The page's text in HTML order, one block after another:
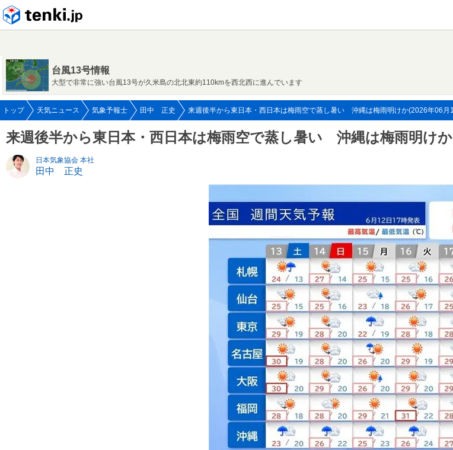
台風13号情報
大型で非常に強い台風13号が久米島の北北東約110kmを西北西に進んでいます
トップ 天気ニュース 気象予報士 田中 正史 来週後半から東日本・西日本は梅雨空で蒸し暑い 沖縄は梅雨明けか(2026年06月
来週後半から東日本・西日本は梅雨空で蒸し暑い 沖縄は梅雨明けか
日本気象協会 本社
田中 正史